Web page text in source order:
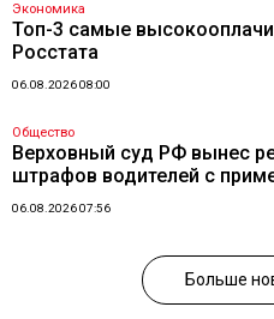
Экономика
Топ-3 самые
Росстата
06.08.2026 08:00
Общество
Верховный суд РФ вынес
штрафов водителей с
06.08.2026 07:56
Больше